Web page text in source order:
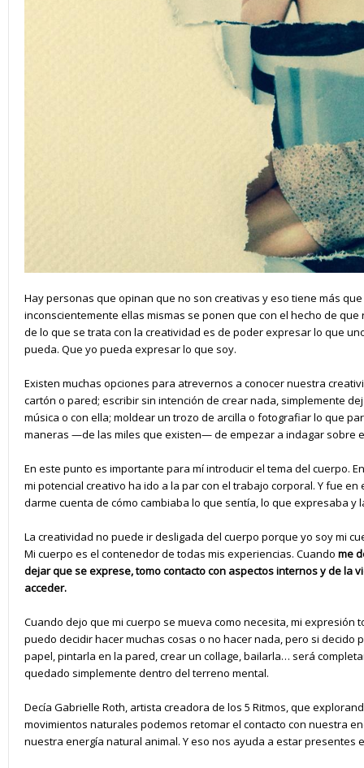
Hay personas que opinan que no son creativas y eso tiene más
inconscientemente ellas mismas se ponen que con el hecho de
de lo que se trata con la creatividad es de poder expresar lo que
pueda. Que yo pueda expresar lo que soy.
Existen muchas opciones para atrevernos a conocer nuestra
cartón o pared; escribir sin intención de crear nada, simplemente
música o con ella; moldear un trozo de arcilla o fotografiar lo que
maneras —de las miles que existen— de empezar a indagar sobre
En este punto es importante para mí introducir el tema del cuerpo.
mi potencial creativo ha ido a la par con el trabajo corporal. Y fue
darme cuenta de cómo cambiaba lo que sentía, lo que expresaba y
La creatividad no puede ir desligada del cuerpo porque yo soy mi
Mi cuerpo es el contenedor de todas mis experiencias. Cuando me
dejar que se exprese, tomo contacto con aspectos internos y de la
acceder.
Cuando dejo que mi cuerpo se mueva como necesita, mi expresión
puedo decidir hacer muchas cosas o no hacer nada, pero si decido
papel, pintarla en la pared, crear un collage, bailarla… será
quedado simplemente dentro del terreno mental.
Decía Gabrielle Roth, artista creadora de los 5 Ritmos, que
movimientos naturales podemos retomar el contacto con nuestra
nuestra energía natural animal. Y eso nos ayuda a estar presentes